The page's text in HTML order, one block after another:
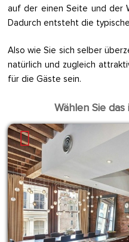
auf der einen Seite und der
Dadurch entsteht die
Also wie Sie sich selber
natürlich und zugleich
für die Gäste sein.
Wählen Sie